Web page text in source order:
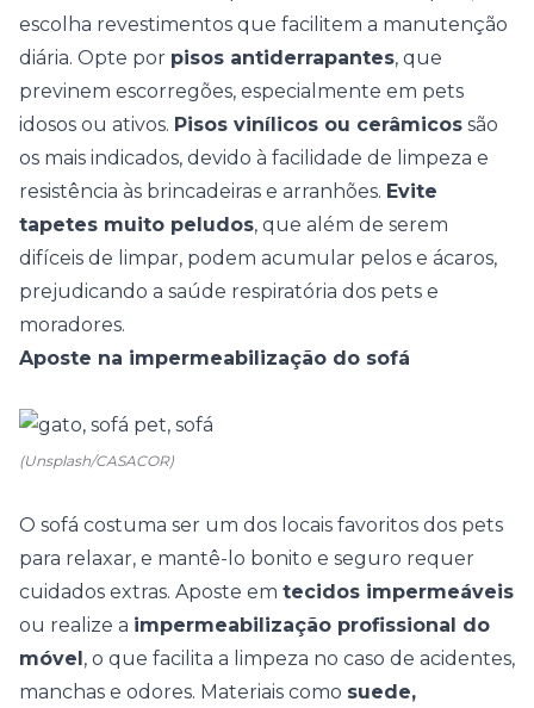
escolha revestimentos que facilitem a manutenção
diária. Opte por pisos antiderrapantes, que
previnem escorregões, especialmente em pets
idosos ou ativos. Pisos vinílicos ou cerâmicos são
os mais indicados, devido à facilidade de limpeza e
resistência às brincadeiras e arranhões. Evite
tapetes muito peludos, que além de serem
difíceis de limpar, podem acumular pelos e ácaros,
prejudicando a saúde respiratória dos pets e
moradores.
Aposte na impermeabilização do sofá
(Unsplash/CASACOR)
O sofá costuma ser um dos locais favoritos dos pets
para relaxar, e mantê-lo bonito e seguro requer
cuidados extras. Aposte em tecidos impermeáveis
ou realize a impermeabilização profissional do
móvel, o que facilita a limpeza no caso de acidentes,
manchas e odores. Materiais como suede,